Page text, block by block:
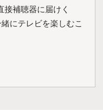
接補聴器に届けく
にテレビを楽しむこ